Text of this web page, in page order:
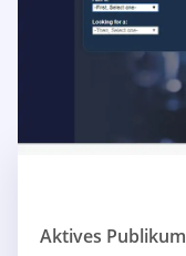
Aktives Publikum